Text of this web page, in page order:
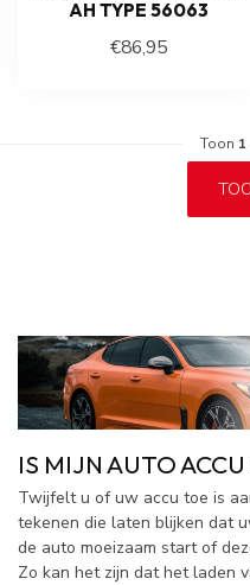
AH TYPE 56063
€86,95
Toon 1
IS MIJN AUTO
Twijfelt u of uw accu toe is
tekenen die laten blijken dat
de auto moeizaam start of
Zo kan het zijn dat het laden